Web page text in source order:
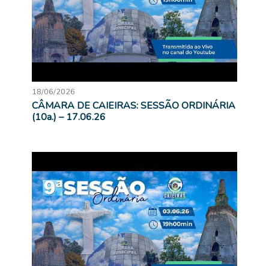
18/06/2026
CÂMARA DE CAIEIRAS: SESSÃO ORDINÁRIA
(10a.) – 17.06.26